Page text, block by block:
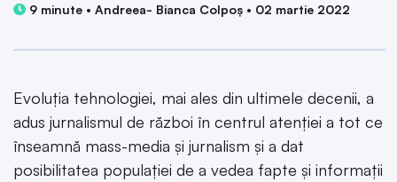
9 minute • Andreea- Bianca Colpoș • 02 martie 2022
Evoluția tehnologiei, mai ales din ultimele decenii, a
adus jurnalismul de război în centrul atenției a tot ce
înseamnă mass-media și jurnalism și a dat
posibilitatea populației de a vedea fapte și informații